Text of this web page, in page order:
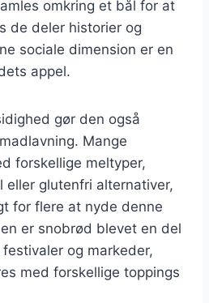
omkring et bål for at
de deler historier og
sociale dimension er en
appel.
gør den også
Mange
forskellige meltyper,
eller glutenfri alternativer,
for flere at nyde denne
er snobrød blevet en del
og markeder,
med forskellige toppings